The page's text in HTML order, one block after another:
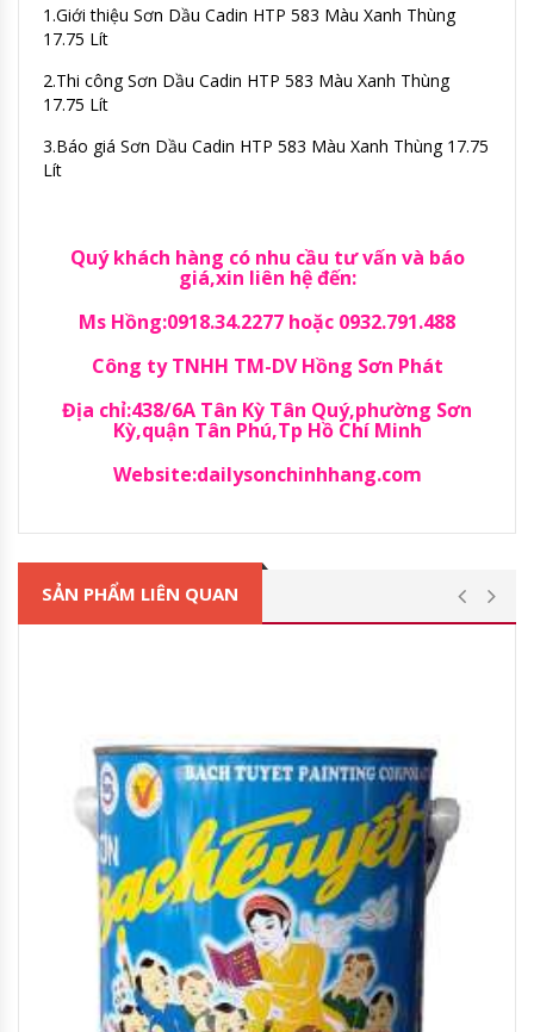
1.Giới thiệu Sơn Dầu Cadin HTP 583 Màu Xanh Thùng
17.75 Lít
2.Thi công Sơn Dầu Cadin HTP 583 Màu Xanh Thùng
17.75 Lít
3.Báo giá Sơn Dầu Cadin HTP 583 Màu Xanh Thùng 17.75
Lít
Quý khách hàng có nhu cầu tư vấn và báo
giá,xin liên hệ đến:
Ms Hồng:0918.34.2277 hoặc 0932.791.488
Công ty TNHH TM-DV Hồng Sơn Phát
Địa chỉ:438/6A Tân Kỳ Tân Quý,phường Sơn
Kỳ,quận Tân Phú,Tp Hồ Chí Minh
Website:dailysonchinhhang.com
SẢN PHẨM LIÊN QUAN